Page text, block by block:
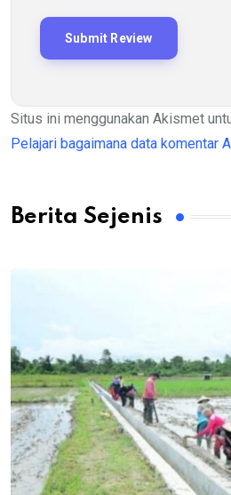
Situs ini menggunakan Akismet
Pelajari bagaimana data komentar
Berita Sejenis